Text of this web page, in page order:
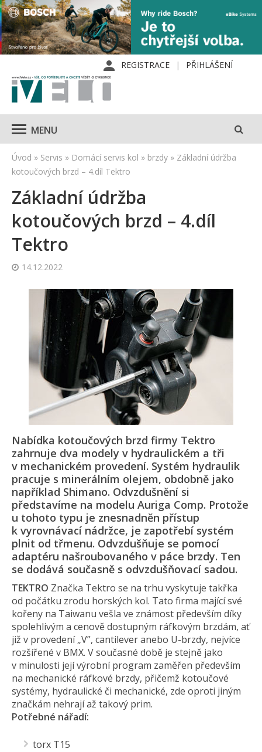
REGISTRACE PŘIHLÁŠENÍ
MENU
Úvod » Servis » Domácí servis kol » brzdy » Základní údržba
kotoučových brzd – 4.díl Tektro
Základní údržba
kotoučových brzd – 4.díl
Tektro
14.12.2022
Nabídka kotoučových brzd firmy Tektro
zahrnuje dva modely v hydraulickém a tři
v mechanickém provedení. Systém hydraulik
pracuje s minerálním olejem, obdobně jako
například Shimano. Odvzdušnění si
představíme na modelu Auriga Comp. Protože
u tohoto typu je znesnadněn přístup
k vyrovnávací nádržce, je zapotřebí systém
plnit od třmenu. Odvzdušňuje se pomocí
adaptéru našroubovaného v páce brzdy. Ten
se dodává současně s odvzdušňova­cí sadou.
TEKTRO Značka Tektro se na trhu vyskytuje takřka
od počátku zrodu horských kol. Tato firma mající své
kořeny na Taiwanu vešla ve známost především díky
spolehlivým a cenově dostupným ráfkovým brzdám, ať
již v provedení „V”, cantilever anebo U-brzdy, nejvíce
rozšířené v BMX. V současné době je stejně jako
v minulosti její výrobní program zaměřen především
na mechanické ráfkové brzdy, přičemž kotoučové
systémy, hydraulické či mechanické, zde oproti jiným
značkám nehrají až takový prim.
Potřebné nářadí:
torx T15